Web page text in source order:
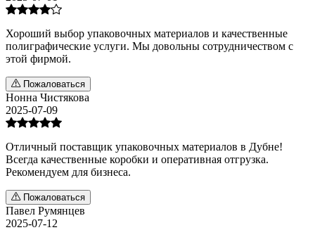
Хороший выбор упаковочных материалов и качественные
полиграфические услуги. Мы довольны сотрудничеством с
этой фирмой.
Пожаловаться
Нонна Чистякова
2025-07-09
Отличный поставщик упаковочных материалов в Дубне!
Всегда качественные коробки и оперативная отгрузка.
Рекомендуем для бизнеса.
Пожаловаться
Павел Румянцев
2025-07-12